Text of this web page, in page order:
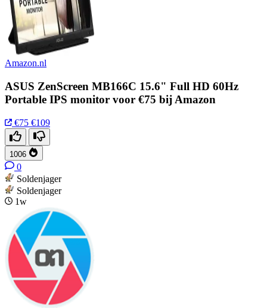
Amazon.nl
ASUS ZenScreen MB166C 15.6" Full HD 60Hz
Portable IPS monitor voor €75 bij Amazon
€75 €109
1006
0
Soldenjager
Soldenjager
1w